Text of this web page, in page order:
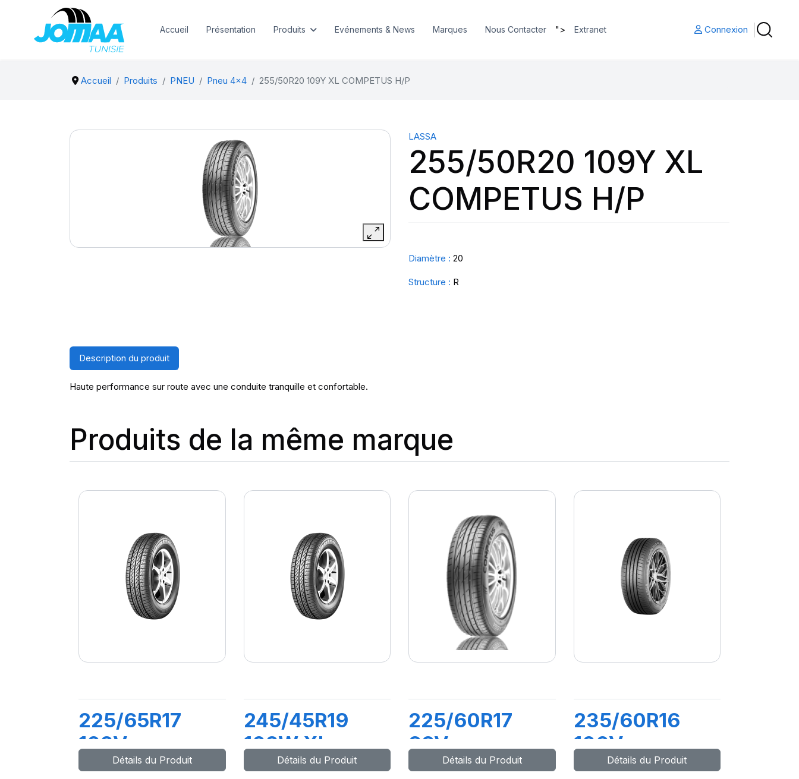
Accueil Présentation Produits Evénements & News Marques Nous Contacter "> Extranet Connexion
Accueil Produits PNEU Pneu 4x4 255/50R20 109Y XL COMPETUS H/P
LASSA
255/50R20 109Y XL
COMPETUS H/P
Diamètre : 20
Structure : R
Description du produit
Haute performance sur route avec une conduite tranquille et confortable.
Produits de la même marque
225/65R17
102V
COMPETUS
Détails du Produit
245/45R19
102W XL
COMPETUS
Détails du Produit
225/60R17
99V
COMPETUS
Détails du Produit
235/60R16
100V
COMPETUS
Détails du Produit